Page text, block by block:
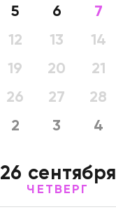
5 6 7
12 13 14
19 20 21
26 27 28
2 3 4
26 сентября
ЧЕТВЕРГ